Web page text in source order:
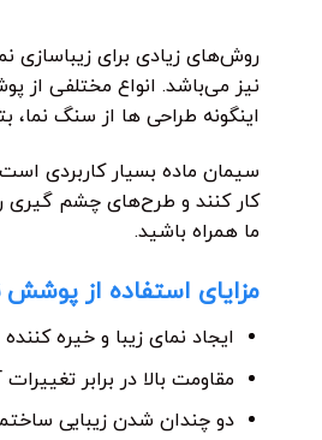
روش‌های زیادی برای
نیز می‌باشد. انواع مختلفی از
اینگونه طراحی ها از سنگ
سیمان ماده بسیار کاربردی است
کار کنند و طرح‌های چشم گیری
ما همراه باشید.
مزایای استفاده از
ایجاد نمای زیبا و خیره کننده
مقاومت بالا در برابر
دو چندان شدن زیبایی